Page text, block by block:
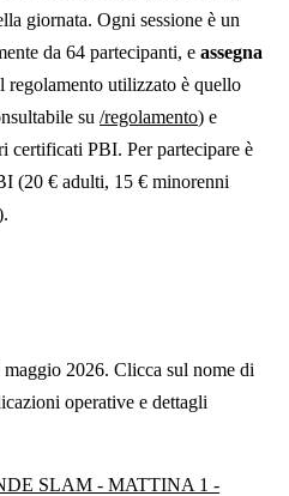
giornata. Ogni sessione è un
da 64 partecipanti, e assegna
regolamento utilizzato è quello
su /regolamento) e
certificati PBI. Per partecipare è
(20 € adulti, 15 € minorenni
maggio 2026. Clicca sul nome di
operative e dettagli
SLAM - MATTINA 1 -